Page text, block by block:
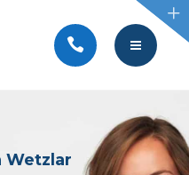
Wetzlar